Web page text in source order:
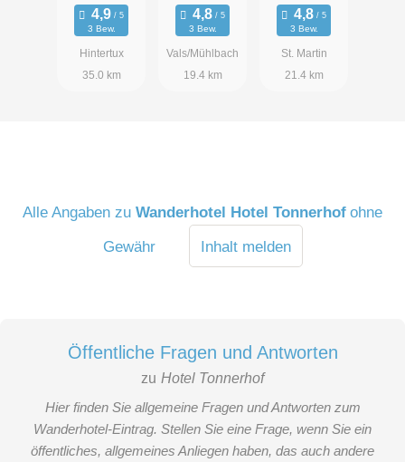
Resort
3 Bew.
Hintertux
35.0 km
3 Bew.
Vals/Mühlbach
19.4 km
3 Bew.
St. Martin
21.4 km
Alle Angaben zu Wanderhotel Hotel Tonnerhof ohne
Gewähr
Inhalt melden
Öffentliche Fragen und Antworten
zu Hotel Tonnerhof
Hier finden Sie allgemeine Fragen und Antworten zum
Wanderhotel-Eintrag. Stellen Sie eine Frage, wenn Sie ein
öffentliches, allgemeines Anliegen haben, das auch andere